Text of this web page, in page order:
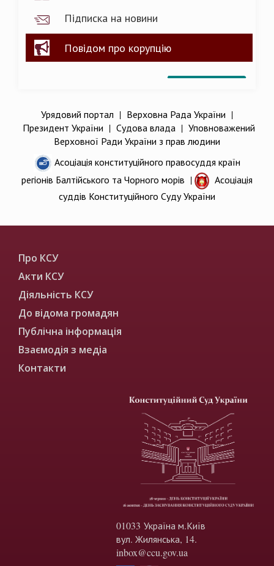
Підписка на новини
Повідом про корупцію
Урядовий портал | Верховна Рада України |
Президент України | Судова влада| Уповноважений
Верховної Ради України з прав людини
Асоціація конституційного правосуддя країн
регіонів Балтійського та Чорного морів |
Асоціація
суддів Конституційного Суду України
Про КСУ
Акти КСУ
Діяльність КСУ
До відома громадян
Публічна інформація
Взаємодія з медіа
Контакти
01033 Україна м.Київ
вул. Жилянська, 14.
inbox@ccu.gov.ua